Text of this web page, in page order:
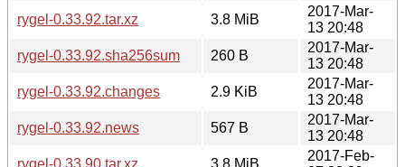
rygel-0.33.92.tar.xz
3.8 MiB
2017-Mar-
13 20:48
rygel-0.33.92.sha256sum
260 B
2017-Mar-
13 20:48
rygel-0.33.92.changes
2.9 KiB
2017-Mar-
13 20:48
rygel-0.33.92.news
567 B
2017-Mar-
13 20:48
rygel-0.33.90.tar.xz
3.8 MiB
2017-Feb-